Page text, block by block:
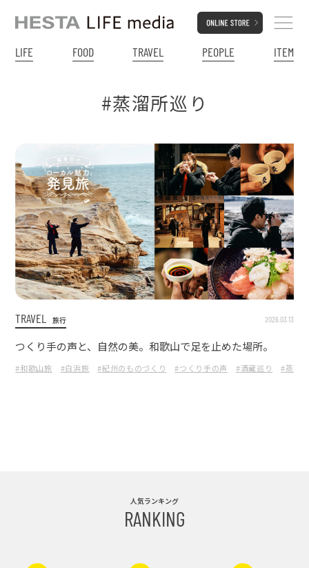
LIFE FOOD TRAVEL PEOPLE ITEM
#蒸溜所巡り
TRAVEL 旅行 2026.03.13
つくり手の声と、自然の美。和歌山で足を止めた場所。
#和歌山旅 #白浜旅 #紀州のものづくり #つくり手の声 #酒蔵巡り #蒸溜
人気ランキング
RANKING